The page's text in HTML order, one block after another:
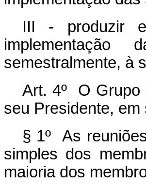
III - produzir
implementação
semestralmente, à
Art. 4º O Grupo
seu Presidente,
§ 1º As
simples dos
maioria dos